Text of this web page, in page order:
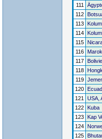
111
112
113
114
115
116
117
118
119
120
121
USA,
122
Kuba
123
Kap
124
125